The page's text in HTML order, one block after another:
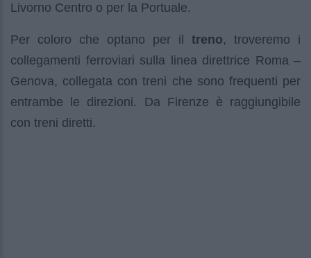
Livorno Centro o per la Portuale.
Per coloro che optano per il treno, troveremo i
collegamenti ferroviari sulla linea direttrice Roma –
Genova, collegata con treni che sono frequenti per
entrambe le direzioni. Da Firenze è raggiungibile
con treni diretti.